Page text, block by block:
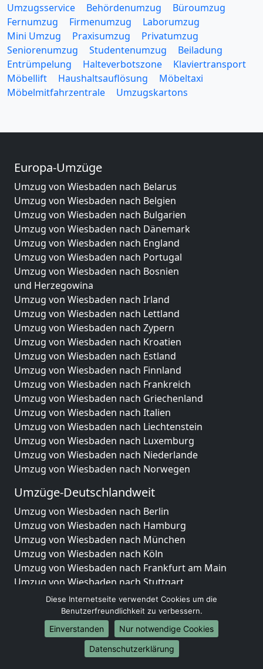
Umzugsservice Behördenumzug
Büroumzug
Fernumzug
Firmenumzug
Laborumzug
Mini Umzug
Praxisumzug
Privatumzug
Seniorenumzug
Studentenumzug
Beiladung
Entrümpelung
Halteverbotszone
Klaviertransport
Möbellift
Haushaltsauflösung
Möbeltaxi
Möbelmitfahrzentrale
Umzugskartons
Europa-Umzüge
Umzug von Wiesbaden nach Belarus
Umzug von Wiesbaden nach Belgien
Umzug von Wiesbaden nach Bulgarien
Umzug von Wiesbaden nach Dänemark
Umzug von Wiesbaden nach England
Umzug von Wiesbaden nach Portugal
Umzug von Wiesbaden nach Bosnien
und Herzegowina
Umzug von Wiesbaden nach Irland
Umzug von Wiesbaden nach Lettland
Umzug von Wiesbaden nach Zypern
Umzug von Wiesbaden nach Kroatien
Umzug von Wiesbaden nach Estland
Umzug von Wiesbaden nach Finnland
Umzug von Wiesbaden nach Frankreich
Umzug von Wiesbaden nach Griechenland
Umzug von Wiesbaden nach Italien
Umzug von Wiesbaden nach Liechtenstein
Umzug von Wiesbaden nach Luxemburg
Umzug von Wiesbaden nach Niederlande
Umzug von Wiesbaden nach Norwegen
Umzüge-Deutschlandweit
Umzug von Wiesbaden nach Berlin
Umzug von Wiesbaden nach Hamburg
Umzug von Wiesbaden nach München
Umzug von Wiesbaden nach Köln
Umzug von Wiesbaden nach Frankfurt am Main
Umzug von Wiesbaden nach Stuttgart
Umzug von Wiesbaden nach Düsseldorf
Umzug von Wiesbaden nach Leipzig
Umzug von Wiesbaden nach Dortmund
Umzug von Wiesbaden nach Essen
Umzug von Wiesbaden nach Bremen
Diese Internetseite verwendet Cookies um die
Benutzerfreundlichkeit zu verbessern.
Einverstanden
Nur notwendige Cookies
Datenschutzerklärung